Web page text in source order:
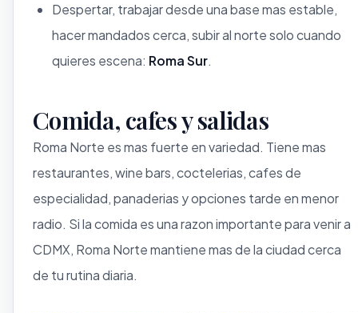
Despertar, trabajar desde una base mas estable,
hacer mandados cerca, subir al norte solo cuando
quieres escena: Roma Sur.
Comida, cafes y salidas
Roma Norte es mas fuerte en variedad. Tiene mas
restaurantes, wine bars, coctelerias, cafes de
especialidad, panaderias y opciones tarde en menor
radio. Si la comida es una razon importante para venir a
CDMX, Roma Norte mantiene mas de la ciudad cerca
de tu rutina diaria.